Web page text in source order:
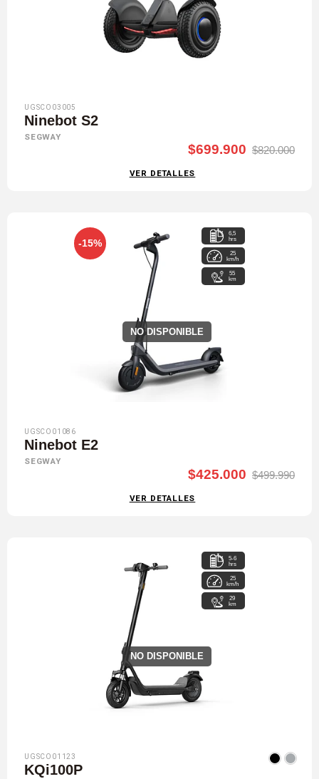
UGSCO03005
Ninebot S2
SEGWAY
$699.900 $820.000
VER DETALLES
-15%
NO DISPONIBLE
6,5
hrs
25
km/h
55
km
UGSCO01086
Ninebot E2
SEGWAY
$425.000 $499.990
VER DETALLES
NO DISPONIBLE
5-6
hrs
25
km/h
29
km
UGSCO01123
KQi100P